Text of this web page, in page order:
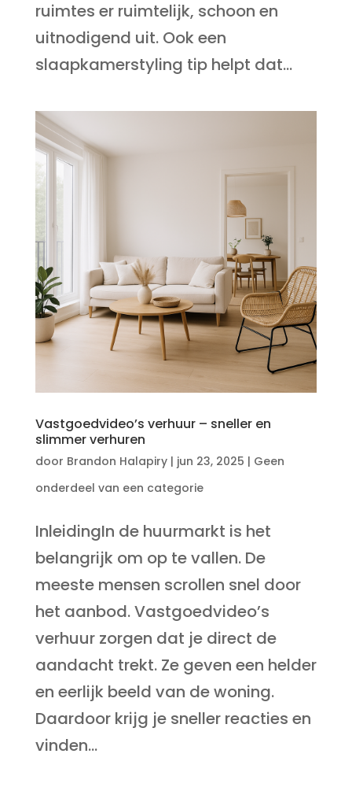
ruimtes er ruimtelijk, schoon en
uitnodigend uit. Ook een
slaapkamerstyling tip helpt dat...
Vastgoedvideo’s verhuur – sneller en
slimmer verhuren
door Brandon Halapiry| jun 23, 2025 | Geen
onderdeel van een categorie
InleidingIn de huurmarkt is het
belangrijk om op te vallen. De
meeste mensen scrollen snel door
het aanbod. Vastgoedvideo’s
verhuur zorgen dat je direct de
aandacht trekt. Ze geven een helder
en eerlijk beeld van de woning.
Daardoor krijg je sneller reacties en
vinden...